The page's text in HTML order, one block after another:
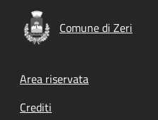
Comune di Zeri
Footer menu
Area riservata
Crediti